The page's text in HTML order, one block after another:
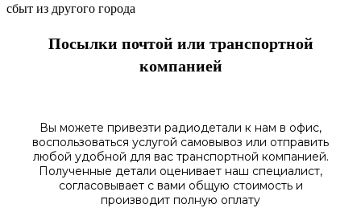
сбыт из другого города
Посылки почтой или транспортной
компанией
Вы можете привезти радиодетали к нам в офис,
воспользоваться услугой самовывоз или отправить
любой удобной для вас транспортной компанией.
Полученные детали оценивает наш специалист,
согласовываетс вами общую стоимость и
производит полную оплату